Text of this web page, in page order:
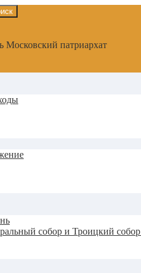
Московский патриархат
собор и Троицкий собор